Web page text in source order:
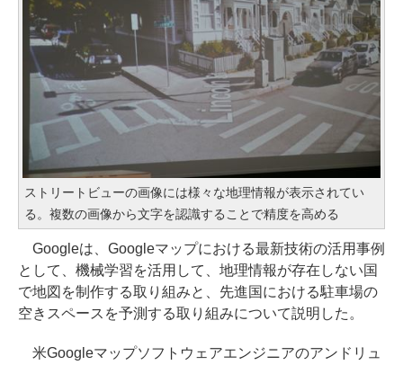
ストリートビューの画像には様々な地理情報が表示されてい
る。複数の画像から文字を認識することで精度を高める
Googleは、Googleマップにおける最新技術の活用事例
として、機械学習を活用して、地理情報が存在しない国
で地図を制作する取り組みと、先進国における駐車場の
空きスペースを予測する取り組みについて説明した。
米Googleマップソフトウェアエンジニアのアンドリュ